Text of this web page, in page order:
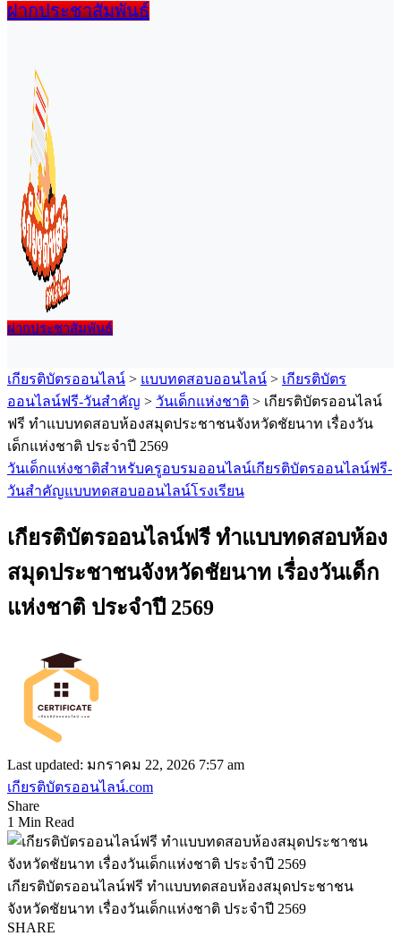
ฝากประชาสัมพันธ์
ฝากประชาสัมพันธ์
เกียรติบัตรออนไลน์ > แบบทดสอบออนไลน์ > เกียรติบัตร
ออนไลน์ฟรี-วันสำคัญ > วันเด็กแห่งชาติ > เกียรติบัตรออนไลน์
ฟรี ทำแบบทดสอบห้องสมุดประชาชนจังหวัดชัยนาท เรื่องวัน
เด็กแห่งชาติ ประจำปี 2569
วันเด็กแห่งชาติสำหรับครูอบรมออนไลน์เกียรติบัตรออนไลน์ฟรี-
วันสำคัญแบบทดสอบออนไลน์โรงเรียน
เกียรติบัตรออนไลน์ฟรี ทำแบบทดสอบห้อง
สมุดประชาชนจังหวัดชัยนาท เรื่องวันเด็ก
แห่งชาติ ประจำปี 2569
Last updated: มกราคม 22, 2026 7:57 am
เกียรติบัตรออนไลน์.com
Share
1 Min Read
เกียรติบัตรออนไลน์ฟรี ทำแบบทดสอบห้องสมุดประชาชน
จังหวัดชัยนาท เรื่องวันเด็กแห่งชาติ ประจำปี 2569
SHARE